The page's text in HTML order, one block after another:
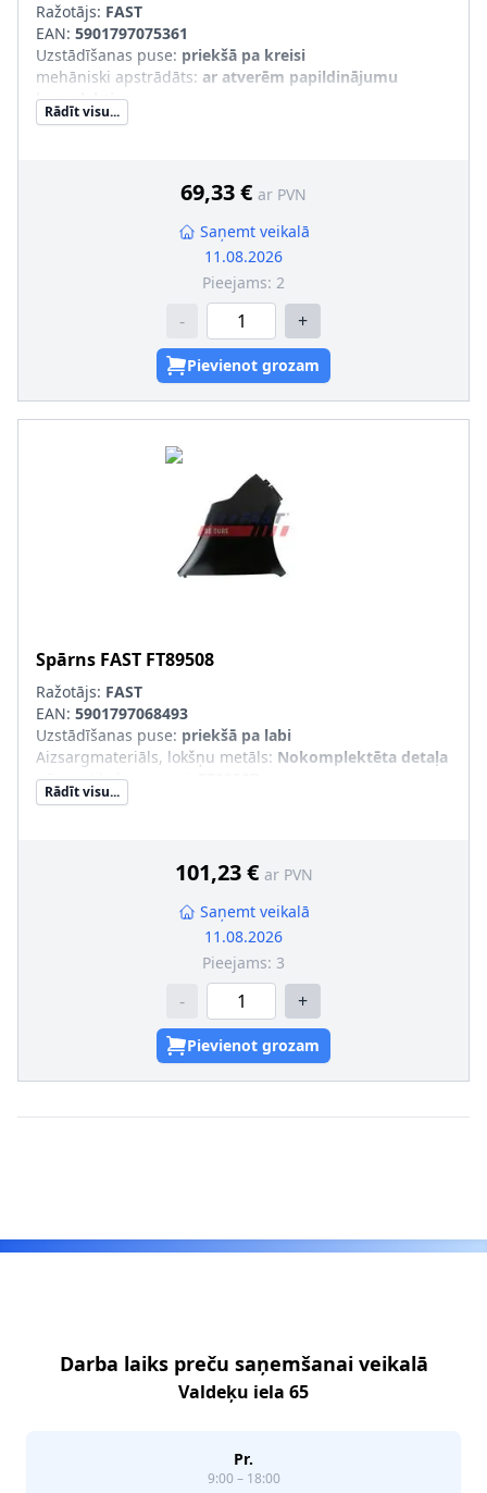
Ražotājs: FAST
EAN: 5901797075361
Uzstādīšanas puse: priekšā pa kreisi
mehāniski apstrādāts: ar atverēm papildinājumu
komplektiem
Aizsargmateriāls, lokšņu metāls
Rādīt visu...
69,33 € ar PVN
Saņemt veikalā
11.08.2026
Pieejams: 2
- +
Pievienot grozam
Spārns FAST FT89508
Ražotājs: FAST
EAN: 5901797068493
Uzstādīšanas puse: priekšā pa labi
Aizsargmateriāls, lokšņu metāls: Nokomplektēta detaļa
pāra artikulu numuri
Rādīt visu...
101,23 € ar PVN
Saņemt veikalā
11.08.2026
Pieejams: 3
- +
Pievienot grozam
Darba laiks preču saņemšanai veikalā
Valdeķu iela 65
Pr.
9:00 – 18:00